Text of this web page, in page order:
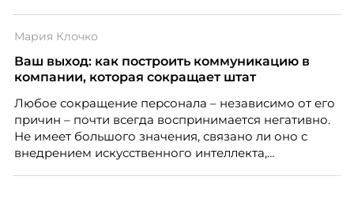
«свадебного генерала», почему стандартные
системы оценки часто упускают самых талантливых
людей и как выявить лидерский потенциал ещё до
Тимур Соколов, ключевой эксперт по
стратегическому развитию и формированию
культуры лидерства в организациях.
Мария Клочко
Ваш выход: как построить коммуникацию в
компании, которая сокращает штат
Любое сокращение персонала – независимо от его
причин – почти всегда воспринимается негативно.
Не имеет большого значения, связано ли оно с
внедрением искусственного интеллекта,